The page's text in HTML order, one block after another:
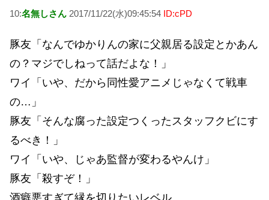
10:名無しさん 2017/11/22(水)09:45:54 ID:cPD
豚友「なんでゆかりんの家に父親居る設定とかあん
の？マジでしねって話だよな！」
ワイ「いや、だから同性愛アニメじゃなくて戦車
の…」
豚友「そんな腐った設定つくったスタッフクビにす
るべき！」
ワイ「いや、じゃあ監督が変わるやんけ」
豚友「殺すぞ！」
酒癖悪すぎて縁を切りたいレベル